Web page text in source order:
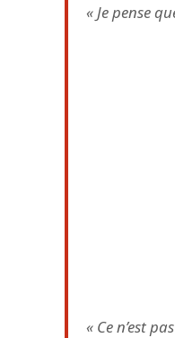
« Je pense
« Ce n’est